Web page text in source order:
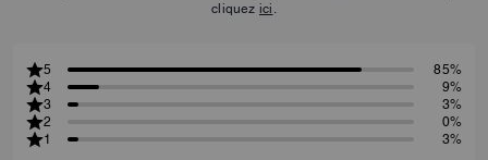
cliquez ici .
5
85%
4
9%
3
3%
2
0%
1
3%